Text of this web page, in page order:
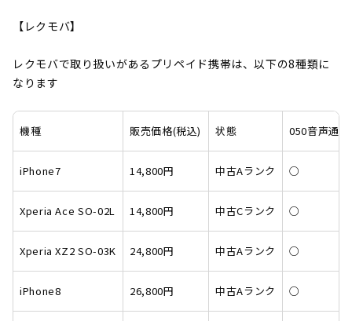
【レクモバ】
レクモバで取り扱いがあるプリペイド携帯は、以下の8種類に
なります
機種 販売価格(税込) 状態 050音声通
iPhone7 14,800円 中古Aランク ○
Xperia Ace SO-02L 14,800円 中古Cランク ○
Xperia XZ2 SO-03K 24,800円 中古Aランク ○
iPhone8 26,800円 中古Aランク ○